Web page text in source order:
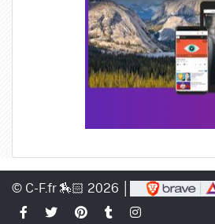
© C-F.fr 🏇🏻 2026 │